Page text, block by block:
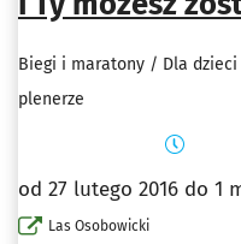
Biegi i maratony / Dla
plenerze
od 27 lutego 2016 do 1
Las Osobowicki